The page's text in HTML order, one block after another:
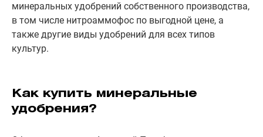
минеральных удобрений собственного производства,
в том числе нитроаммофос по выгодной цене, а
также другие виды удобрений для всех типов
культур.
Как купить минеральные
удобрения?